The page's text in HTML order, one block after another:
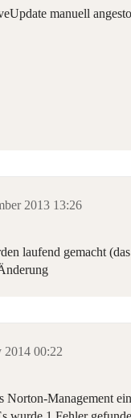
manuell
2013 13:26
laufend gemacht
2014 00:22
Norton-Management